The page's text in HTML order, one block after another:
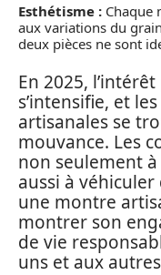
Esthétisme : Chaque
aux variations du
deux pièces ne sont
En 2025,
s’intensifie, et
artisanales se
mouvance. Les
non seulement
aussi à
une montre
montrer son
de vie
uns et aux